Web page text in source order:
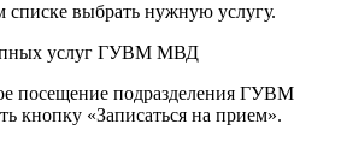
выбрать нужную услугу.
посещение подразделения ГУВМ
кнопку «Записаться на прием».